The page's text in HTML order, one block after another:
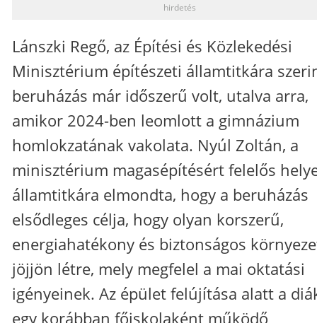
hirdetés
Lánszki Regő, az Építési és Közlekedési
Minisztérium építészeti államtitkára
beruházás már időszerű volt, utalva arra,
amikor 2024-ben leomlott a gimnázium
homlokzatának vakolata. Nyúl Zoltán, a
minisztérium magasépítésért felelős
államtitkára elmondta, hogy a beruházás
elsődleges célja, hogy olyan korszerű,
energiahatékony és biztonságos
jöjjön létre, mely megfelel a mai oktatási
igényeinek. Az épület felújítása alatt a
egy korábban főiskolaként működő